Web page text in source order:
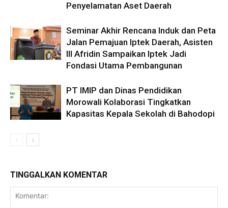
Penyelamatan Aset Daerah
Seminar Akhir Rencana Induk dan Peta
Jalan Pemajuan Iptek Daerah, Asisten
III Afridin Sampaikan Iptek Jadi
Fondasi Utama Pembangunan
PT IMIP dan Dinas Pendidikan
Morowali Kolaborasi Tingkatkan
Kapasitas Kepala Sekolah di Bahodopi
TINGGALKAN KOMENTAR